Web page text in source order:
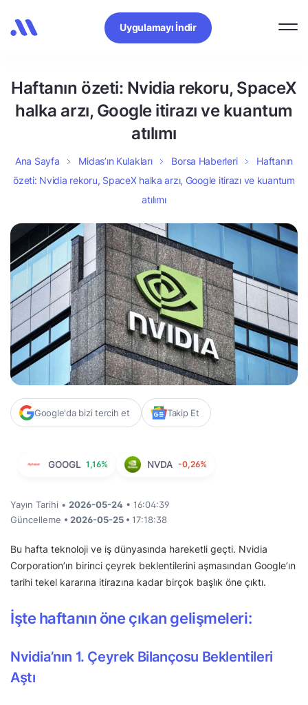
Uygulamayı İndir
Haftanın özeti: Nvidia rekoru, SpaceX
halka arzı, Google itirazı ve kuantum
atılımı
Ana Sayfa Midas’ın Kulakları Borsa Haberleri
Haftanın
özeti: Nvidia rekoru, SpaceX halka arzı, Google itirazı ve kuantum
atılımı
Google'da bizi tercih et Takip Et
GOOGL 1,16% NVDA -0,26%
Yayın Tarihi • 2026-05-24 • 16:04:39
Güncelleme • 2026-05-25 • 17:18:38
Bu hafta teknoloji ve iş dünyasında hareketli geçti. Nvidia
Corporation’ın birinci çeyrek beklentilerini aşmasından Google’ın
tarihi tekel kararına itirazına kadar birçok başlık öne çıktı.
İşte haftanın öne çıkan gelişmeleri:
Nvidia’nın 1. Çeyrek Bilançosu Beklentileri
Aştı